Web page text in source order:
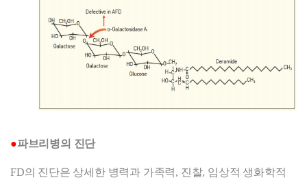
●파브리병의 진단
FD의 진단은 상세한 병력과 가족력, 진찰, 임상적 생화학적